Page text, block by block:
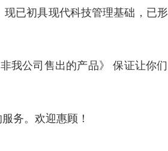
已初具现代科技管理基础，已
我公司售出的产品》 保证让你
务。欢迎惠顾！